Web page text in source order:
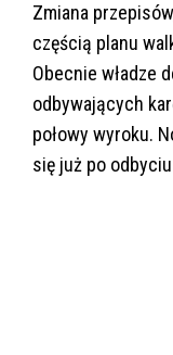
Zmiana
częścią planu
Obecnie władze
odbywających
połowy wyroku.
się już po